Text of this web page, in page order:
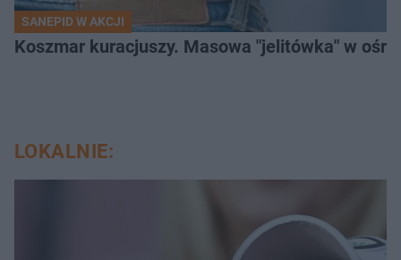
SANEPID W AKCJI
Koszmar kuracjuszy. Masowa "jelitówka" w
LOKALNIE: